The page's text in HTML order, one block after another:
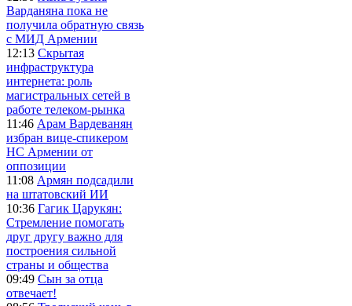
Варданяна пока не
получила обратную связь
с МИД Армении
12:13 Скрытая
инфраструктура
интернета: роль
магистральных сетей в
работе телеком-рынка
11:46 Арам Вардеванян
избран вице-спикером
НС Армении от
оппозиции
11:08 Армян подсадили
на штатовский ИИ
10:36 Гагик Царукян:
Стремление помогать
друг другу важно для
построения сильной
страны и общества
09:49 Сын за отца
отвечает!